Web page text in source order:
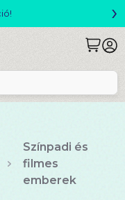
szeretlek ›
Színpadi és
filmes
emberek